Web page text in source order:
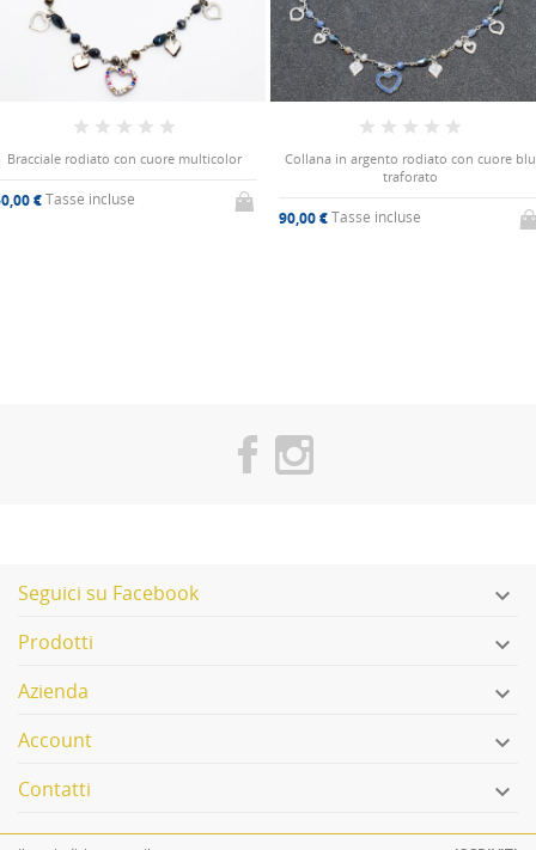
Bracciale rodiato con cuore multicolor
€Tasse incluse
Collana in argento rodiato con cuore blu
traforato
90,00 €Tasse incluse
Seguici su Facebook 
Prodotti 
Azienda 
Account 
Contatti 